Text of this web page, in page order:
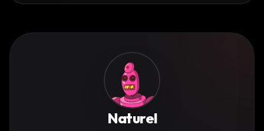
Naturel